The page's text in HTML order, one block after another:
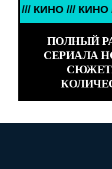
КИНО /// КИНО ///
ПОЛНЫЙ
СЕРИАЛА